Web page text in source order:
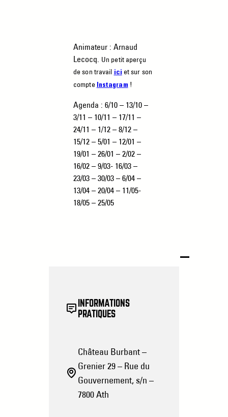
Animateur : Arnaud
Lecocq. Un petit aperçu
de son travail ici et sur son
compte Instagram !
Agenda : 6/10 – 13/10 –
3/11 – 10/11 – 17/11 –
24/11 – 1/12 – 8/12 –
15/12 – 5/01 – 12/01 –
19/01 – 26/01 – 2/02 –
16/02 – 9/03- 16/03 –
23/03 – 30/03 – 6/04 –
13/04 – 20/04 – 11/05-
18/05 – 25/05
INFORMATIONS
PRATIQUES
Château Burbant –
Grenier 29 – Rue du
Gouvernement, s/n –
7800 Ath